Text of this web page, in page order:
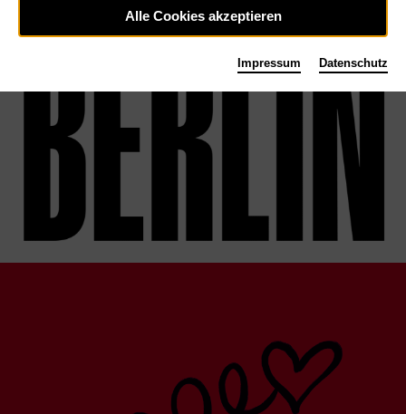
Alle Cookies akzeptieren
Impressum Datenschutz